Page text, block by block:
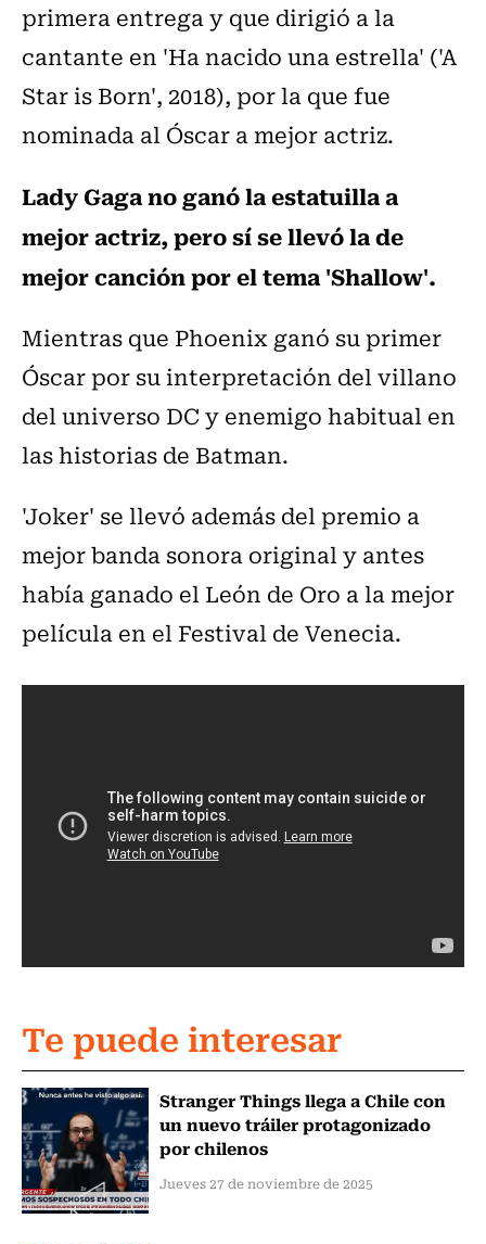
primera entrega y que dirigió a la
cantante en 'Ha nacido una estrella' ('A
Star is Born', 2018), por la que fue
nominada al Óscar a mejor actriz.
Lady Gaga no ganó la estatuilla a
mejor actriz, pero sí se llevó la de
mejor canción por el tema 'Shallow'.
Mientras que Phoenix ganó su primer
Óscar por su interpretación del villano
del universo DC y enemigo habitual en
las historias de Batman.
'Joker' se llevó además del premio a
mejor banda sonora original y antes
había ganado el León de Oro a la mejor
película en el Festival de Venecia.
Te puede interesar
Stranger Things llega a Chile con
un nuevo tráiler protagonizado
por chilenos
Jueves 27 de noviembre de 2025